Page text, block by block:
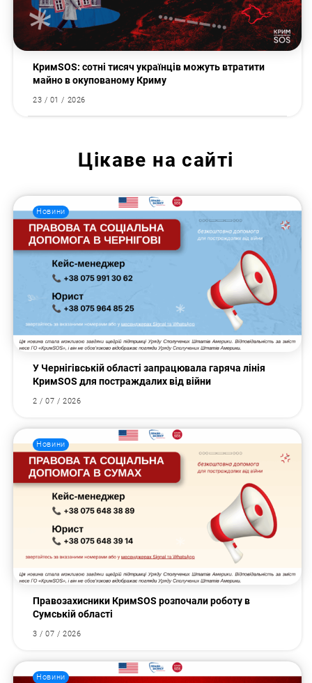
КримSOS: сотні тисяч українців можуть втратити
майно в окупованому Криму
23 / 01 / 2026
Цікаве на сайті
Новини
У Чернігівській області запрацювала гаряча лінія
КримSOS для постраждалих від війни
2 / 07 / 2026
Новини
Правозахисники КримSOS розпочали роботу в
Сумській області
3 / 07 / 2026
Новини